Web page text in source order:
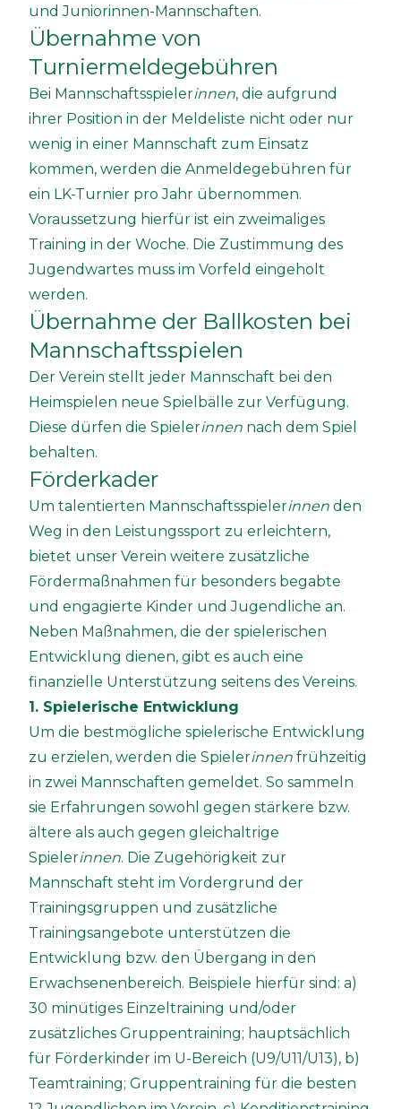
und Juniorinnen-Mannschaften.
Übernahme von
Turniermeldegebühren
Bei Mannschaftsspielerinnen, die aufgrund
ihrer Position in der Meldeliste nicht oder nur
wenig in einer Mannschaft zum Einsatz
kommen, werden die Anmeldegebühren für
ein LK-Turnier pro Jahr übernommen.
Voraussetzung hierfür ist ein zweimaliges
Training in der Woche. Die Zustimmung des
Jugendwartes muss im Vorfeld eingeholt
werden.
Übernahme der Ballkosten bei
Mannschaftsspielen
Der Verein stellt jeder Mannschaft bei den
Heimspielen neue Spielbälle zur Verfügung.
Diese dürfen die Spielerinnen nach dem Spiel
behalten.
Förderkader
Um talentierten Mannschaftsspielerinnen den
Weg in den Leistungssport zu erleichtern,
bietet unser Verein weitere zusätzliche
Fördermaßnahmen für besonders begabte
und engagierte Kinder und Jugendliche an.
Neben Maßnahmen, die der spielerischen
Entwicklung dienen, gibt es auch eine
finanzielle Unterstützung seitens des Vereins.
1. Spielerische Entwicklung
Um die bestmögliche spielerische Entwicklung
zu erzielen, werden die Spielerinnen frühzeitig
in zwei Mannschaften gemeldet. So sammeln
sie Erfahrungen sowohl gegen stärkere bzw.
ältere als auch gegen gleichaltrige
Spielerinnen. Die Zugehörigkeit zur
Mannschaft steht im Vordergrund der
Trainingsgruppen und zusätzliche
Trainingsangebote unterstützen die
Entwicklung bzw. den Übergang in den
Erwachsenenbereich. Beispiele hierfür sind: a)
30 minütiges Einzeltraining und/oder
zusätzliches Gruppentraining; hauptsächlich
für Förderkinder im U-Bereich (U9/U11/U13), b)
Teamtraining; Gruppentraining für die besten